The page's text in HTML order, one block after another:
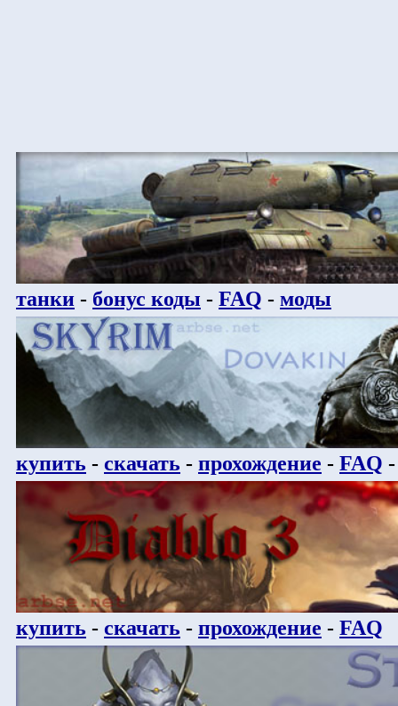
танки - бонус коды - FAQ - моды
купить - скачать - прохождение - FAQ
купить - скачать - прохождение - FAQ